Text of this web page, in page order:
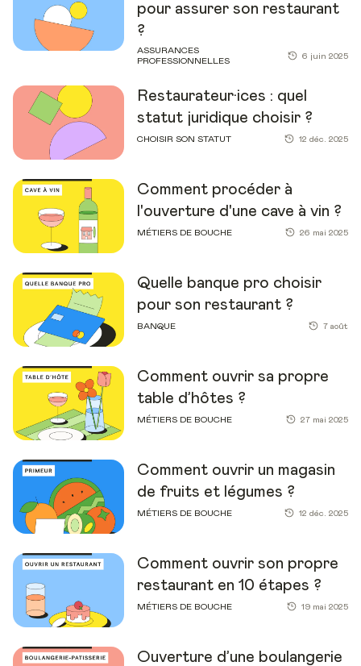
pour assurer son restaurant
?
ASSURANCES
PROFESSIONNELLES
6 juin 2025
Restaurateur·ices : quel
statut juridique choisir ?
CHOISIR SON STATUT 12 déc. 2025
Comment procéder à
l'ouverture d'une cave à vin ?
MÉTIERS DE BOUCHE 26 mai 2025
Quelle banque pro choisir
pour son restaurant ?
BANQUE 7 août
Comment ouvrir sa propre
table d’hôtes ?
MÉTIERS DE BOUCHE 27 mai 2025
Comment ouvrir un magasin
de fruits et légumes ?
MÉTIERS DE BOUCHE 12 déc. 2025
Comment ouvrir son propre
restaurant en 10 étapes ?
MÉTIERS DE BOUCHE 19 mai 2025
Ouverture d’une boulangerie